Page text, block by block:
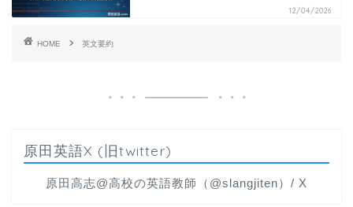
12/04/2026
HOME 英文要約
原田英語X (旧twitter)
原田高志@高校の英語教師（@slangjiten）/ X